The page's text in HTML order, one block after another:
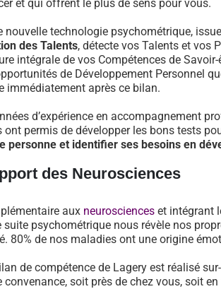
et qui offrent le plus de sens pour vous.
nouvelle technologie psychométrique,
des Talents, détecte vos Talents et vos
intégrale de vos Compétences de
de Développement Personnel
immédiatement après ce bilan.
d’expérience en accompagnement
ont permis de développer les bons tests
personne et identifier ses besoins en
des Neurosciences
aux neurosciences et intégrant
suite psychométrique nous révèle nos
80% de nos maladies ont une origine
de compétence de Lagery est réalisé
convenance, soit près de chez vous, soit